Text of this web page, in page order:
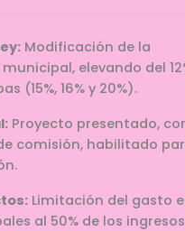
Modificación de la
elevando del
(15%, 16% y 20%).
Proyecto presentado,
comisión, habilitado
Limitación del gasto
al 50% de los